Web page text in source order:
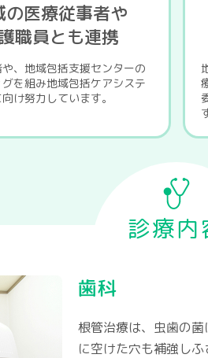
の医療従事者や
職員とも連携
、地域包括支援センターの
を組み地域包括ケアシステ
け努力しています。
診療内
歯科
根管治療は、虫歯の
に空けた穴も補強し